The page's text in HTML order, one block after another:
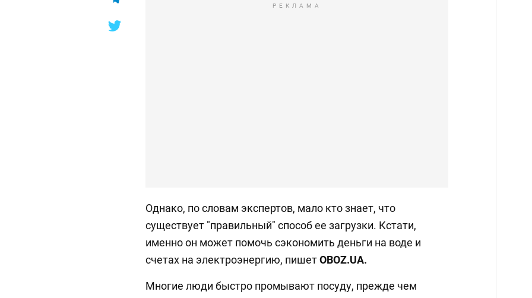
РЕКЛАМА
Однако, по словам экспертов, мало кто знает, что
существует "правильный" способ ее загрузки. Кстати,
именно он может помочь сэкономить деньги на воде и
счетах на электроэнергию, пишетOBOZ.UA.
Многие люди быстро промывают посуду, прежде чем